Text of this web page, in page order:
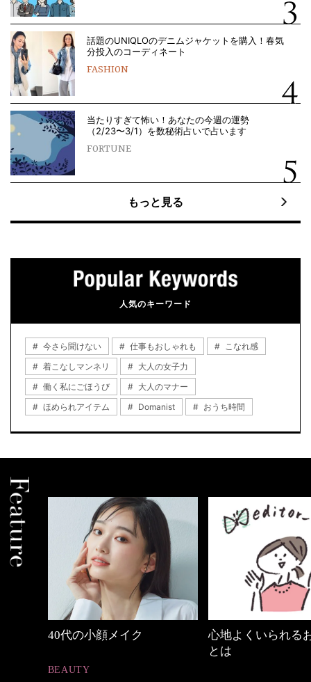
話題のUNIQLOのデニムジャケットを購入！春気
分投入のコーディネート
FASHION
当たりすぎて怖い！あなたの今週の運勢
（2/23〜3/1）を数秘術占いで占います
FORTUNE
もっと見る
人気のキーワード
今さら聞けない 仕事もおしゃれも
こなれ感
着こなしマンネリ
大人の女子力
働く私にごほうび
大人のマナー
ほめられアイテム
Domanist おうち時間
40代の小顔メイク
BEAUTY
心地よくいられる
とは